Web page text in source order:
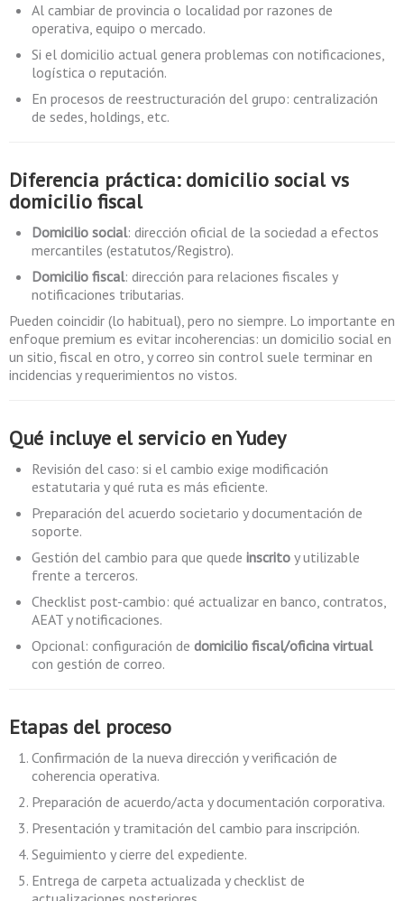
Al cambiar de provincia o localidad por razones de
operativa, equipo o mercado.
Si el domicilio actual genera problemas con notificaciones,
logística o reputación.
En procesos de reestructuración del grupo: centralización
de sedes, holdings, etc.
Diferencia práctica: domicilio socialvs
domicilio fiscal
Domicilio social: dirección oficial de la sociedad a efectos
mercantiles (estatutos/Registro).
Domicilio fiscal: dirección para relaciones fiscales y
notificaciones tributarias.
Pueden coincidir (lo habitual), pero no siempre. Lo importante en
enfoque premium es evitar incoherencias: un domicilio social en
un sitio, fiscal en otro, y correo sin control suele terminar en
incidencias y requerimientos no vistos.
Qué incluye el servicio en Yudey
Revisión del caso: si el cambio exige modificación
estatutaria y qué ruta es más eficiente.
Preparación del acuerdo societario y documentación de
soporte.
Gestión del cambio para que quede inscrito y utilizable
frente a terceros.
Checklist post-cambio: qué actualizar en banco, contratos,
AEAT y notificaciones.
Opcional: configuración de domicilio fiscal/oficina virtual
con gestión de correo.
Etapas del proceso
Confirmación de la nueva dirección y verificación de
coherencia operativa.
Preparación de acuerdo/acta y documentación corporativa.
Presentación y tramitación del cambio para inscripción.
Seguimiento y cierre del expediente.
Entrega de carpeta actualizada y checklist de